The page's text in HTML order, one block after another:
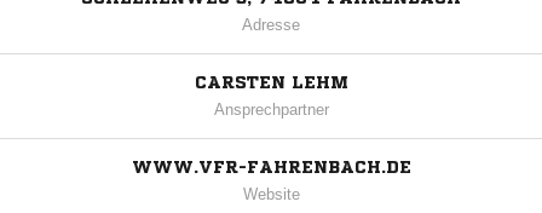
Adresse
CARSTEN LEHM
Ansprechpartner
WWW.VFR-FAHRENBACH.DE
Website